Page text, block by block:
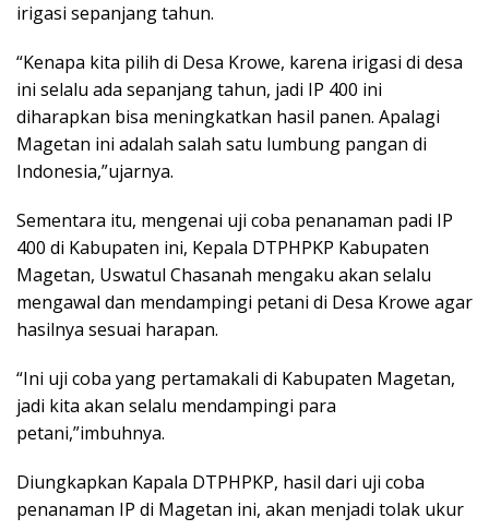
irigasi sepanjang tahun.
“Kenapa kita pilih di Desa Krowe, karena irigasi di desa
ini selalu ada sepanjang tahun, jadi IP 400 ini
diharapkan bisa meningkatkan hasil panen. Apalagi
Magetan ini adalah salah satu lumbung pangan di
Indonesia,”ujarnya.
Sementara itu, mengenai uji coba penanaman padi IP
400 di Kabupaten ini, Kepala DTPHPKP Kabupaten
Magetan, Uswatul Chasanah mengaku akan selalu
mengawal dan mendampingi petani di Desa Krowe agar
hasilnya sesuai harapan.
“Ini uji coba yang pertamakali di Kabupaten Magetan,
jadi kita akan selalu mendampingi para
petani,”imbuhnya.
Diungkapkan Kapala DTPHPKP, hasil dari uji coba
penanaman IP di Magetan ini, akan menjadi tolak ukur